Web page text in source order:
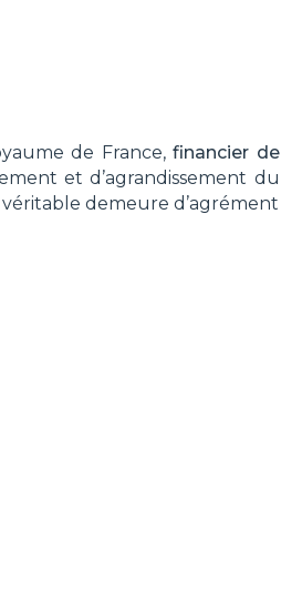
de France,financier de
et d’agrandissement du
demeure d’agrément